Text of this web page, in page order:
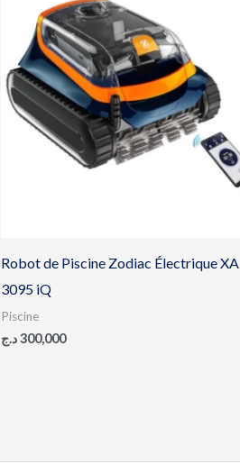
Robot de Piscine Zodiac Électrique XA
3095 iQ
Piscine
300,000د.ج